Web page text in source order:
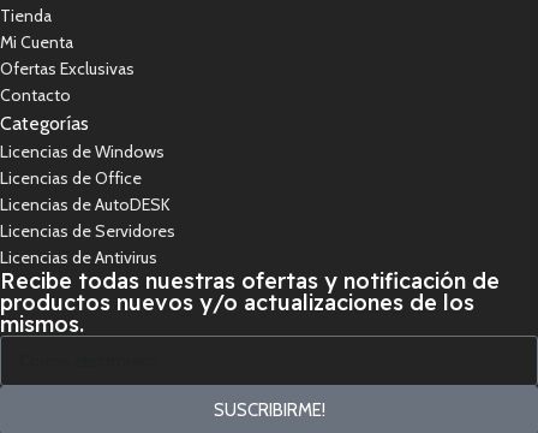
Tienda
Mi Cuenta
Ofertas Exclusivas
Contacto
Categorías
Licencias de Windows
Licencias de Office
Licencias de AutoDESK
Licencias de Servidores
Licencias de Antivirus
Recibe todas nuestras ofertas y notificación de
productos nuevos y/o actualizaciones de los
mismos.
SUSCRIBIRME!